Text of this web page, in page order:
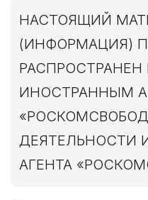
НАСТОЯЩИЙ
(ИНФОРМАЦИЯ)
ИНОСТРАННЫМ
ДЕЯТЕЛЬНОСТИ
АГЕНТА